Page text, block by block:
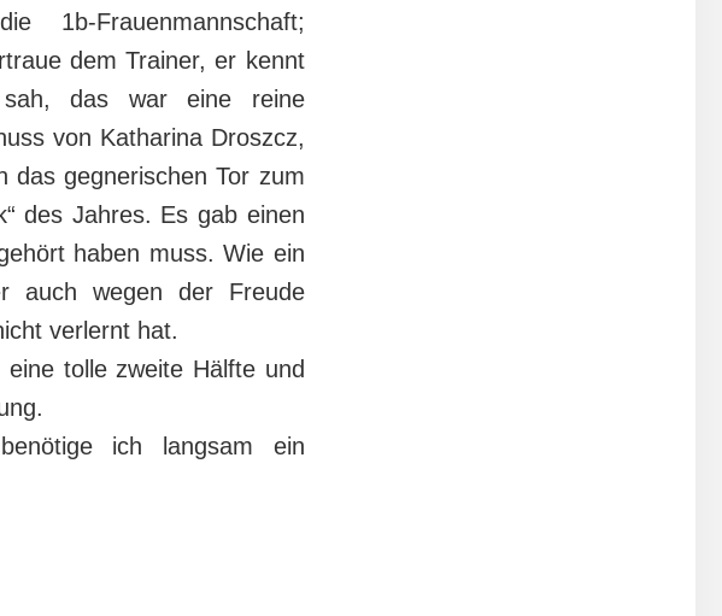
1b-Frauenmannschaft;
dem Trainer, er kennt
das war eine reine
von Katharina Droszcz,
das gegnerischen Tor zum
des Jahres. Es gab einen
haben muss. Wie ein
auch wegen der Freude
verlernt hat.
tolle zweite Hälfte und
ich langsam ein